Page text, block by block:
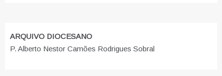
ARQUIVO DIOCESANO
P. Alberto Nestor Camões Rodrigues Sobral